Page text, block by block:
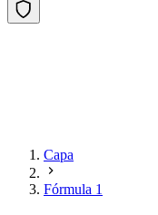
Capa
Fórmula 1